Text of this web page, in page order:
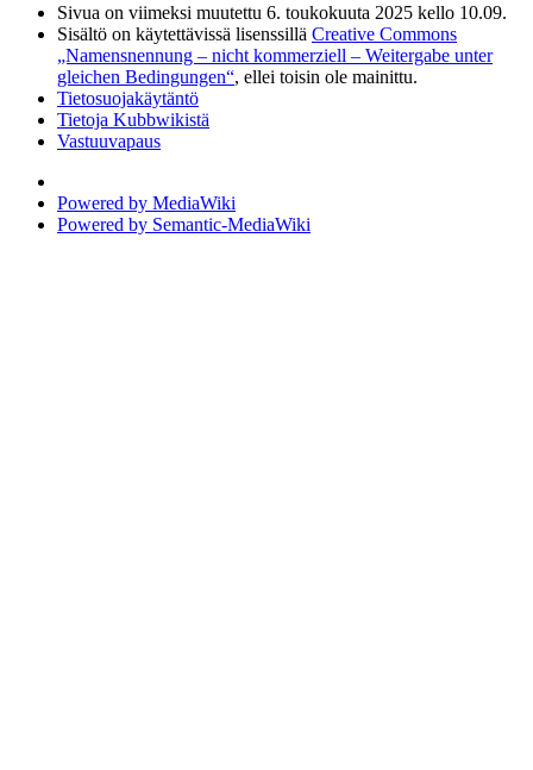
Sivua on viimeksi muutettu 6. toukokuuta 2025 kello 10.09.
Sisältö on käytettävissä lisenssillä Creative Commons
„Namensnennung – nicht kommerziell – Weitergabe unter
gleichen Bedingungen“, ellei toisin ole mainittu.
Tietosuojakäytäntö
Tietoja Kubbwikistä
Vastuuvapaus
Powered by MediaWiki
Powered by Semantic-MediaWiki